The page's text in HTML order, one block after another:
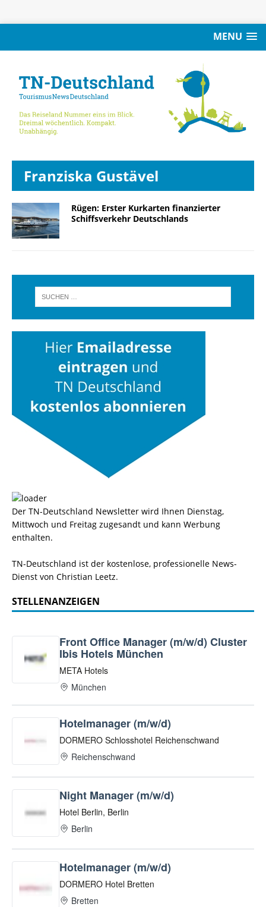
MENU
Franziska Gustävel
Rügen: Erster Kurkarten finanzierter
Schiffsverkehr Deutschlands
Der TN-Deutschland Newsletter wird Ihnen Dienstag,
Mittwoch und Freitag zugesandt und kann Werbung
enthalten.
TN-Deutschland ist der kostenlose, professionelle News-
Dienst von Christian Leetz.
STELLENANZEIGEN